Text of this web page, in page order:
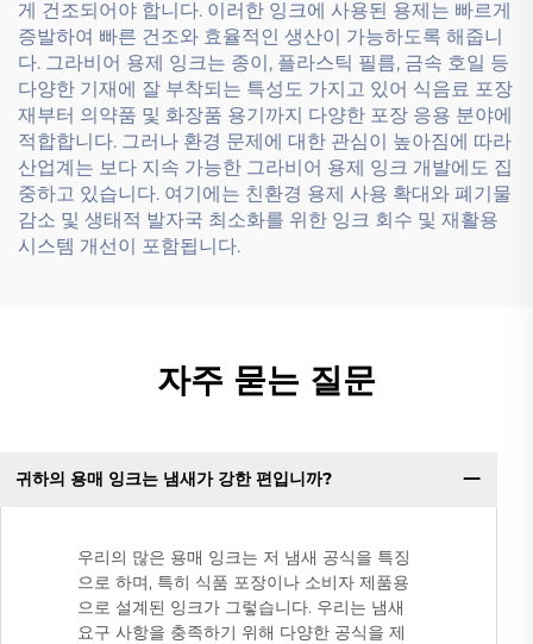
게 건조되어야 합니다. 이러한 잉크에 사용된 용제는 빠르게
증발하여 빠른 건조와 효율적인 생산이 가능하도록 해줍니
다. 그라비어 용제 잉크는 종이, 플라스틱 필름, 금속 호일 등
다양한 기재에 잘 부착되는 특성도 가지고 있어 식음료 포장
재부터 의약품 및 화장품 용기까지 다양한 포장 응용 분야에
적합합니다. 그러나 환경 문제에 대한 관심이 높아짐에 따라
산업계는 보다 지속 가능한 그라비어 용제 잉크 개발에도 집
중하고 있습니다. 여기에는 친환경 용제 사용 확대와 폐기물
감소 및 생태적 발자국 최소화를 위한 잉크 회수 및 재활용
시스템 개선이 포함됩니다.
자주 묻는 질문
귀하의 용매 잉크는 냄새가 강한 편입니까?
우리의 많은 용매 잉크는 저 냄새 공식을 특징
으로 하며, 특히 식품 포장이나 소비자 제품용
으로 설계된 잉크가 그렇습니다. 우리는 냄새
요구 사항을 충족하기 위해 다양한 공식을 제